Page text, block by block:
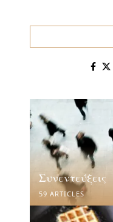
Συνεντεύξεις
59 ARTICLES